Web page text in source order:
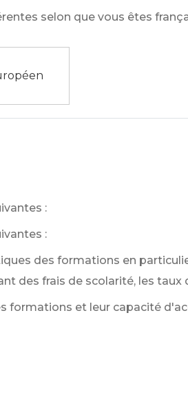
selon que vous êtes
:
:
des formations en
des frais de scolarité, les taux
formations et leur capacité